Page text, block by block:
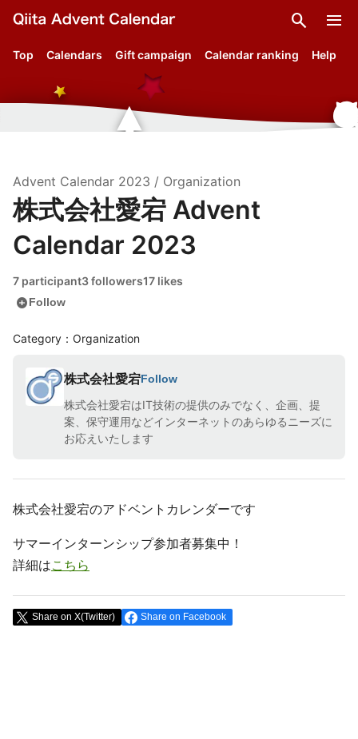
search menu
Top Calendars Gift campaign Calendar ranking Help
Advent Calendar 2023 / Organization
株式会社愛宕 Advent
Calendar 2023
7 participant3 followers17 likes
add_circleFollow
Category：Organization
株式会社愛宕Follow
株式会社愛宕はIT技術の提供のみでなく、企画、提
案、保守運用などインターネットのあらゆるニーズに
お応えいたします
株式会社愛宕のアドベントカレンダーです
サマーインターンシップ参加者募集中！
詳細はこちら
Share on X(Twitter) Share on Facebook